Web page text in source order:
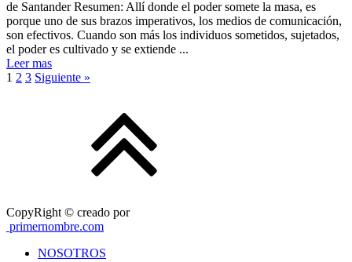
de Santander Resumen: Allí donde el poder somete la masa, es
porque uno de sus brazos imperativos, los medios de comunicación,
son efectivos. Cuando son más los individuos sometidos, sujetados,
el poder es cultivado y se extiende ...
Leer mas
1 2 3 Siguiente »
CopyRight © creado por
primernombre.com
NOSOTROS